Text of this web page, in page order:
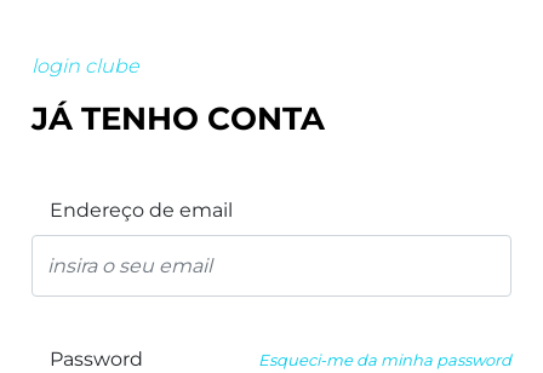
login clube
JÁ TENHO CONTA
Endereço de email
Esqueci-me da minha password
Password